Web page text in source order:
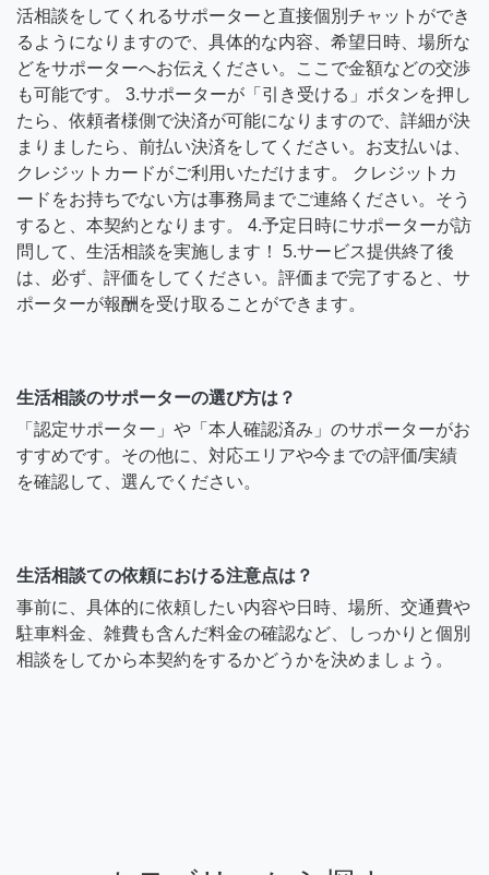
活相談をしてくれるサポーターと直接個別チャットができ
るようになりますので、具体的な内容、希望日時、場所な
どをサポーターへお伝えください。ここで金額などの交渉
も可能です。 3.サポーターが「引き受ける」ボタンを押し
たら、依頼者様側で決済が可能になりますので、詳細が決
まりましたら、前払い決済をしてください。お支払いは、
クレジットカードがご利用いただけます。 クレジットカ
ードをお持ちでない方は事務局までご連絡ください。そう
すると、本契約となります。 4.予定日時にサポーターが訪
問して、生活相談を実施します！ 5.サービス提供終了後
は、必ず、評価をしてください。評価まで完了すると、サ
ポーターが報酬を受け取ることができます。
生活相談のサポーターの選び方は？
「認定サポーター」や「本人確認済み」のサポーターがお
すすめです。その他に、対応エリアや今までの評価/実績
を確認して、選んでください。
生活相談ての依頼における注意点は？
事前に、具体的に依頼したい内容や日時、場所、交通費や
駐車料金、雑費も含んだ料金の確認など、しっかりと個別
相談をしてから本契約をするかどうかを決めましょう。